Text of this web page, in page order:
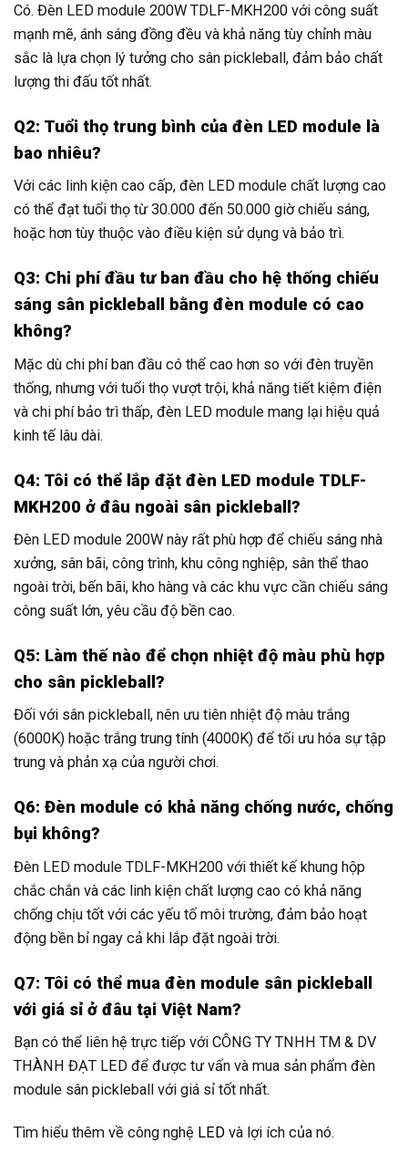
Có. Đèn LED module 200W TDLF-MKH200 với công suất
mạnh mẽ, ánh sáng đồng đều và khả năng tùy chỉnh màu
sắc là lựa chọn lý tưởng cho sân pickleball, đảm bảo chất
lượng thi đấu tốt nhất.
Q2: Tuổi thọ trung bình của đèn LED module là
bao nhiêu?
Với các linh kiện cao cấp, đèn LED module chất lượng cao
có thể đạt tuổi thọ từ 30.000 đến 50.000 giờ chiếu sáng,
hoặc hơn tùy thuộc vào điều kiện sử dụng và bảo trì.
Q3: Chi phí đầu tư ban đầu cho hệ thống chiếu
sáng sân pickleball bằng đèn module có cao
không?
Mặc dù chi phí ban đầu có thể cao hơn so với đèn truyền
thống, nhưng với tuổi thọ vượt trội, khả năng tiết kiệm điện
và chi phí bảo trì thấp, đèn LED module mang lại hiệu quả
kinh tế lâu dài.
Q4: Tôi có thể lắp đặt đèn LED module TDLF-
MKH200 ở đâu ngoài sân pickleball?
Đèn LED module 200W này rất phù hợp để chiếu sáng nhà
xưởng, sân bãi, công trình, khu công nghiệp, sân thể thao
ngoài trời, bến bãi, kho hàng và các khu vực cần chiếu sáng
công suất lớn, yêu cầu độ bền cao.
Q5: Làm thế nào để chọn nhiệt độ màu phù hợp
cho sân pickleball?
Đối với sân pickleball, nên ưu tiên nhiệt độ màu trắng
(6000K) hoặc trắng trung tính (4000K) để tối ưu hóa sự tập
trung và phản xạ của người chơi.
Q6: Đèn module có khả năng chống nước, chống
bụi không?
Đèn LED module TDLF-MKH200 với thiết kế khung hộp
chắc chắn và các linh kiện chất lượng cao có khả năng
chống chịu tốt với các yếu tố môi trường, đảm bảo hoạt
động bền bỉ ngay cả khi lắp đặt ngoài trời.
Q7: Tôi có thể mua đèn module sân pickleball
với giá sỉ ở đâu tại Việt Nam?
Bạn có thể liên hệ trực tiếp với CÔNG TY TNHH TM & DV
THÀNH ĐẠT LED để được tư vấn và mua sản phẩm đèn
module sân pickleball với giá sỉ tốt nhất.
Tìm hiểu thêm về công nghệ LED và lợi ích của nó.